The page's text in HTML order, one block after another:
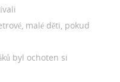
malé děti, pokud
byl ochoten si